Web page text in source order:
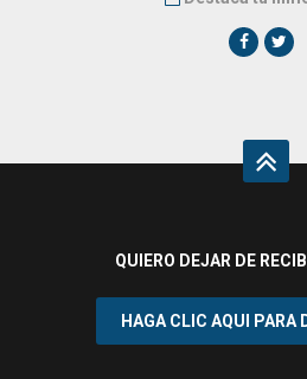
QUIERO DEJAR DE
HAGA CLIC AQUI PARA
¿Acepta
e-viviendas.es